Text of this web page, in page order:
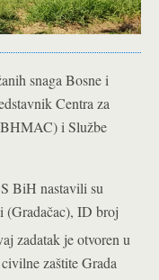
snaga Bosne i
Centra za
i Službe
BiH nastavili su
(Gradačac), ID broj
zadatak je otvoren u
zaštite Grada